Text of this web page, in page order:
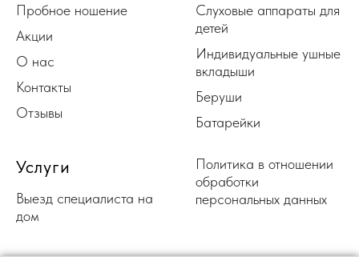
Пробное ношение
Акции
О нас
Контакты
Отзывы
Слуховые аппараты для
детей
Индивидуальные ушные
вкладыши
Беруши
Батарейки
Услуги
Выезд специалиста на
дом
Политика в отношении
обработки
персональных данных